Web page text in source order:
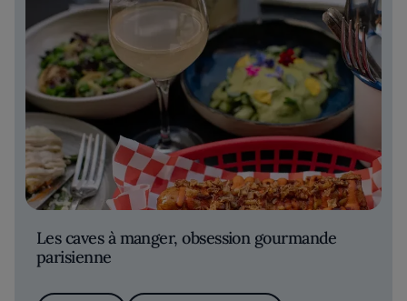
Les caves à manger, obsession gourmande
parisienne